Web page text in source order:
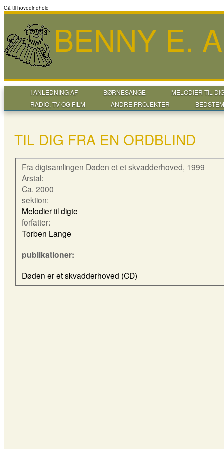
Gå til hovedindhold
BENNY E.
I ANLEDNING AF BØRNESANGE
MELODIER TIL
RADIO, TV OG FILM
ANDRE PROJEKTER
TIL DIG FRA EN ORDBLIND
Fra digtsamlingen Døden et et skvadderhoved, 1999
Arstal:
Ca. 2000
sektion:
Melodier til digte
forfatter:
Torben Lange
publikationer:
Døden er et skvadderhoved (CD)